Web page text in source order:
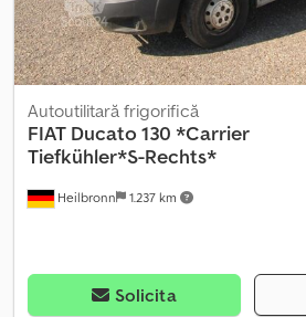
Heilbronn 1.237 km
Autoutilitară frigorifică
FIAT Ducato 130 *Carrier
Tiefkühler*S-Rechts*
Solicita